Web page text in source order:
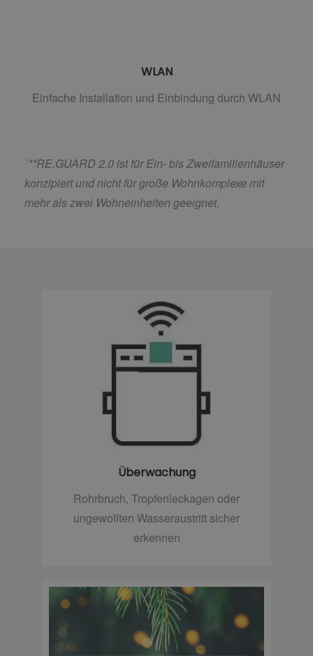
WLAN
Einfache Installation und Einbindung durch WLAN
´**RE.GUARD 2.0 ist für Ein- bis Zweifamilienhäuser
konzipiert und nicht für große Wohnkomplexe mit
mehr als zwei Wohneinheiten geeignet.
Überwachung
Rohrbruch, Tropfenleckagen oder
ungewollten Wasseraustritt sicher
erkennen